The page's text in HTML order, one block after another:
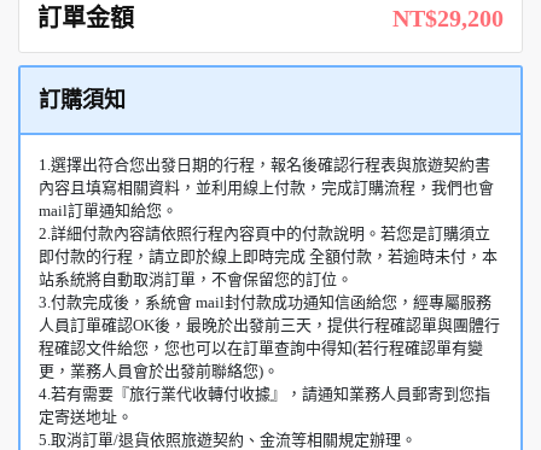
訂單金額 NT$29,200
訂購須知
1.選擇出符合您出發日期的行程，報名後確認行程表與旅遊契約書
內容且填寫相關資料，並利用線上付款，完成訂購流程，我們也會
mail訂單通知給您。
2.詳細付款內容請依照行程內容頁中的付款說明。若您是訂購須立
即付款的行程，請立即於線上即時完成 全額付款，若逾時未付，本
站系統將自動取消訂單，不會保留您的訂位。
3.付款完成後，系統會 mail封付款成功通知信函給您，經專屬服務
人員訂單確認OK後，最晚於出發前三天，提供行程確認單與團體行
程確認文件給您，您也可以在訂單查詢中得知(若行程確認單有變
更，業務人員會於出發前聯絡您)。
4.若有需要『旅行業代收轉付收據』，請通知業務人員郵寄到您指
定寄送地址。
5.取消訂單/退貨依照旅遊契約、金流等相關規定辦理。